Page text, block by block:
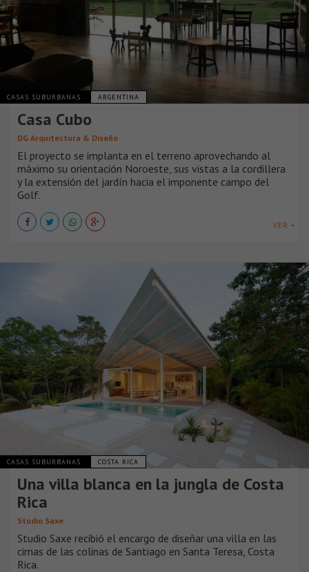
CASAS SUBURBANAS ARGENTINA
Casa Cubo
DG Arquitectura & Diseño
El proyecto se implanta en el terreno aprovechando al
máximo su orientación Noroeste, sus vistas a la cordillera
y la extensión del jardín hacia el imponente campo del
Golf.
VER +
CASAS SUBURBANAS COSTA RICA
Una villa blanca en la jungla de Costa
Rica
Studio Saxe
Studio Saxe recibió el encargo de diseñar una villa en las
cimas de las colinas de Santiago en Santa Teresa, Costa
Rica.